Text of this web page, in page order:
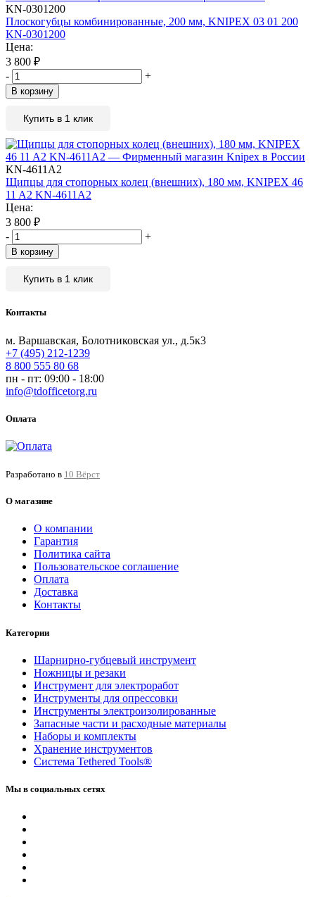
KN-0301200
Плоскогубцы комбинированные, 200 мм, KNIPEX 03 01 200
KN-0301200
Цена:
3 800 ₽
-
+
В корзину
Купить в 1 клик
KN-4611A2
Щипцы для стопорных колец (внешних), 180 мм, KNIPEX 46
11 A2 KN-4611A2
Цена:
3 800 ₽
-
+
В корзину
Купить в 1 клик
Контакты
м. Варшавская, Болотниковская ул., д.5к3
+7 (495) 212-1239
8 800 555 80 68
пн - пт: 09:00 - 18:00
info@tdofficetorg.ru
Оплата
Разработано в 10 Вёрст
О магазине
О компании
Гарантия
Политика сайта
Пользовательское соглашение
Оплата
Доставка
Контакты
Категории
Шарнирно-губцевый инструмент
Ножницы и резаки
Инструмент для электроработ
Инструменты для опрессовки
Инструменты электроизолированные
Запасные части и расходные материалы
Наборы и комплекты
Хранение инс­тру­мен­тов
Система Tethered Tools®
Мы в социальных сетях